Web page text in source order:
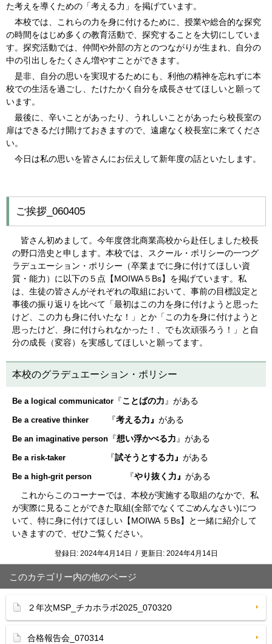
た考えを導くための「考える力」を掲げています。
本校では、これらの力を身に付けるために、授業や総合的な探究
の時間をはじめ多くの教育活動で、探究することを大切にしていま
す。探究活動では、仲間や外部の方とのつながりが生まれ、自分の
中の引出しをたくさん増やすことができます。
是非、自分の思いを実現するためにも、利他の精神を忘れずに本
校での生活を過ごし、たけたかく自分を成長させてほしいと願って
います。
最後に、辛いことがあったり、うれしいことがあったら校長室の
扉はできるだけ開けておきますので、遠慮なく校長室に来てくださ
い。
今日は私の思いを皆さんにお伝えして新年度の話といたします。
ご挨拶_060405
皆さん初めまして。今年度啓北商業高校から赴任しました校長
の野口浩史と申します。本校では、スクール・ポリシーの一つグ
ラデュエーション・ポリシー（卒業までに身に付けてほしい資
質・能力）に以下の５点【MOIWA５Bs】を掲げています。私
は、生徒の皆さんがそれぞれの取組において、事前の目標設定と
事後の振り返りを比べて「最初はこの力を身に付けようと思った
けど、この力も身に付いたな！」とか「この力を身に付けようと
思ったけど、身に付けられなかった！、でも次頑張ろう！」と自
分の成長（変容）を実感してほしいと願ってます。
本校のグラデュエーション・ポリシー
Be a logical communicator 『ことばの力』がある
Be a creative thinker 『考える力』 がある
Be an imaginative person 『想い浮かべる力』がある
Be a risk-taker 『試そうとする力』 がある
Be a high-grit person 『やり抜く力』 がある
これからこのコーナーでは、本校が実施する取組のなかで、私
が実際に見ることができた取組(全部でなくてごめんなさい)につ
いて、特に身に付けてほしい【MOIWA ５Bs】と一緒に紹介して
いきますので、ぜひご覧ください。
登録日: 2024年4月14日 / 更新日: 2024年4月14日
このカテゴリー内の他のページ
２年次MSP_チカホラボ2025_070320
合格報告会_070314